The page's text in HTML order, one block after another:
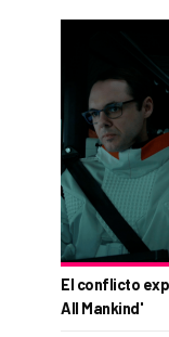
El conflicto
All Mankind'